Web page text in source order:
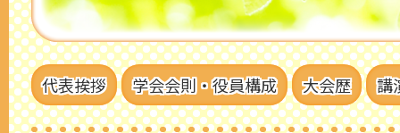
代表挨拶 学会会則・役員構成 大会歴 講